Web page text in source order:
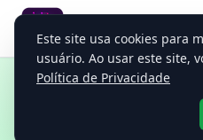
Regex Data
Extrator Universal de
Ajuda
Este site usa cookies para
usuário. Ao usar este site,
Política de Privacidade